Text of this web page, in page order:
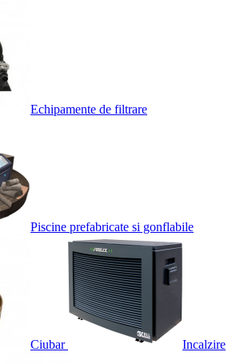
Echipamente de filtrare
Piscine prefabricate si gonflabile
Ciubar Incalzire